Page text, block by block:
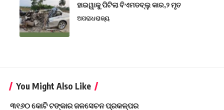
ହାଇୱାକୁ ପିଟିଲା ବିଏମଡବ୍ଲୁ କାର,୨ ମୃତ
ଅପରାଧରାଜ୍ୟ
You Might Also Like
୩୧୬୦ କୋଟି ଟଙ୍କାର ଜଳସେଚନ ପ୍ରକଳ୍ପର